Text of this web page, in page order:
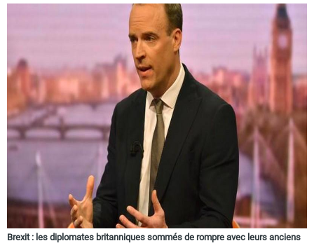
Brexit : les diplomates britanniques sommés de rompre avec leurs anciens